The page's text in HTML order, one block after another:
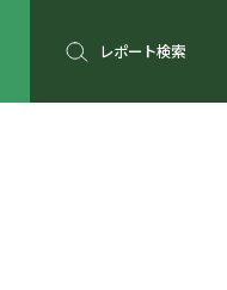
レポート検索